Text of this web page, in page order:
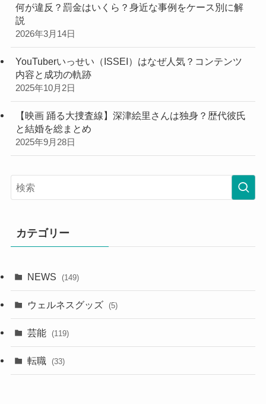
何が違反？罰金はいくら？身近な事例をケース別に解
説
2026年3月14日
YouTuberいっせい（ISSEI）はなぜ人気？コンテンツ
内容と成功の軌跡
2025年10月2日
【映画 踊る大捜査線】深津絵里さんは独身？歴代彼氏
と結婚を総まとめ
2025年9月28日
カテゴリー
NEWS (149)
ウェルネスグッズ (5)
芸能 (119)
転職 (33)